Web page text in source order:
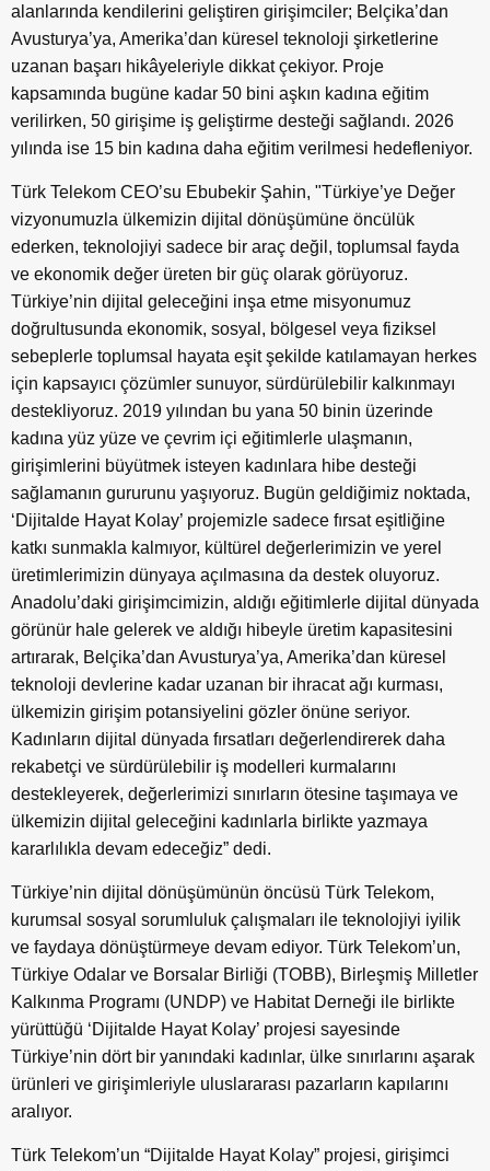
alanlarında kendilerini geliştiren girişimciler; Belçika’dan
Avusturya’ya, Amerika’dan küresel teknoloji şirketlerine
uzanan başarı hikâyeleriyle dikkat çekiyor. Proje
kapsamında bugüne kadar 50 bini aşkın kadına eğitim
verilirken, 50 girişime iş geliştirme desteği sağlandı. 2026
yılında ise 15 bin kadına daha eğitim verilmesi hedefleniyor.
Türk Telekom CEO’su Ebubekir Şahin, "Türkiye’ye Değer
vizyonumuzla ülkemizin dijital dönüşümüne öncülük
ederken, teknolojiyi sadece bir araç değil, toplumsal fayda
ve ekonomik değer üreten bir güç olarak görüyoruz.
Türkiye’nin dijital geleceğini inşa etme misyonumuz
doğrultusunda ekonomik, sosyal, bölgesel veya fiziksel
sebeplerle toplumsal hayata eşit şekilde katılamayan herkes
için kapsayıcı çözümler sunuyor, sürdürülebilir kalkınmayı
destekliyoruz. 2019 yılından bu yana 50 binin üzerinde
kadına yüz yüze ve çevrim içi eğitimlerle ulaşmanın,
girişimlerini büyütmek isteyen kadınlara hibe desteği
sağlamanın gururunu yaşıyoruz. Bugün geldiğimiz noktada,
‘Dijitalde Hayat Kolay’ projemizle sadece fırsat eşitliğine
katkı sunmakla kalmıyor, kültürel değerlerimizin ve yerel
üretimlerimizin dünyaya açılmasına da destek oluyoruz.
Anadolu’daki girişimcimizin, aldığı eğitimlerle dijital dünyada
görünür hale gelerek ve aldığı hibeyle üretim kapasitesini
artırarak, Belçika’dan Avusturya’ya, Amerika’dan küresel
teknoloji devlerine kadar uzanan bir ihracat ağı kurması,
ülkemizin girişim potansiyelini gözler önüne seriyor.
Kadınların dijital dünyada fırsatları değerlendirerek daha
rekabetçi ve sürdürülebilir iş modelleri kurmalarını
destekleyerek, değerlerimizi sınırların ötesine taşımaya ve
ülkemizin dijital geleceğini kadınlarla birlikte yazmaya
kararlılıkla devam edeceğiz” dedi.
Türkiye’nin dijital dönüşümünün öncüsü Türk Telekom,
kurumsal sosyal sorumluluk çalışmaları ile teknolojiyi iyilik
ve faydaya dönüştürmeye devam ediyor. Türk Telekom’un,
Türkiye Odalar ve Borsalar Birliği (TOBB), Birleşmiş Milletler
Kalkınma Programı (UNDP) ve Habitat Derneği ile birlikte
yürüttüğü ‘Dijitalde Hayat Kolay’ projesi sayesinde
Türkiye’nin dört bir yanındaki kadınlar, ülke sınırlarını aşarak
ürünleri ve girişimleriyle uluslararası pazarların kapılarını
aralıyor.
Türk Telekom’un “Dijitalde Hayat Kolay” projesi, girişimci